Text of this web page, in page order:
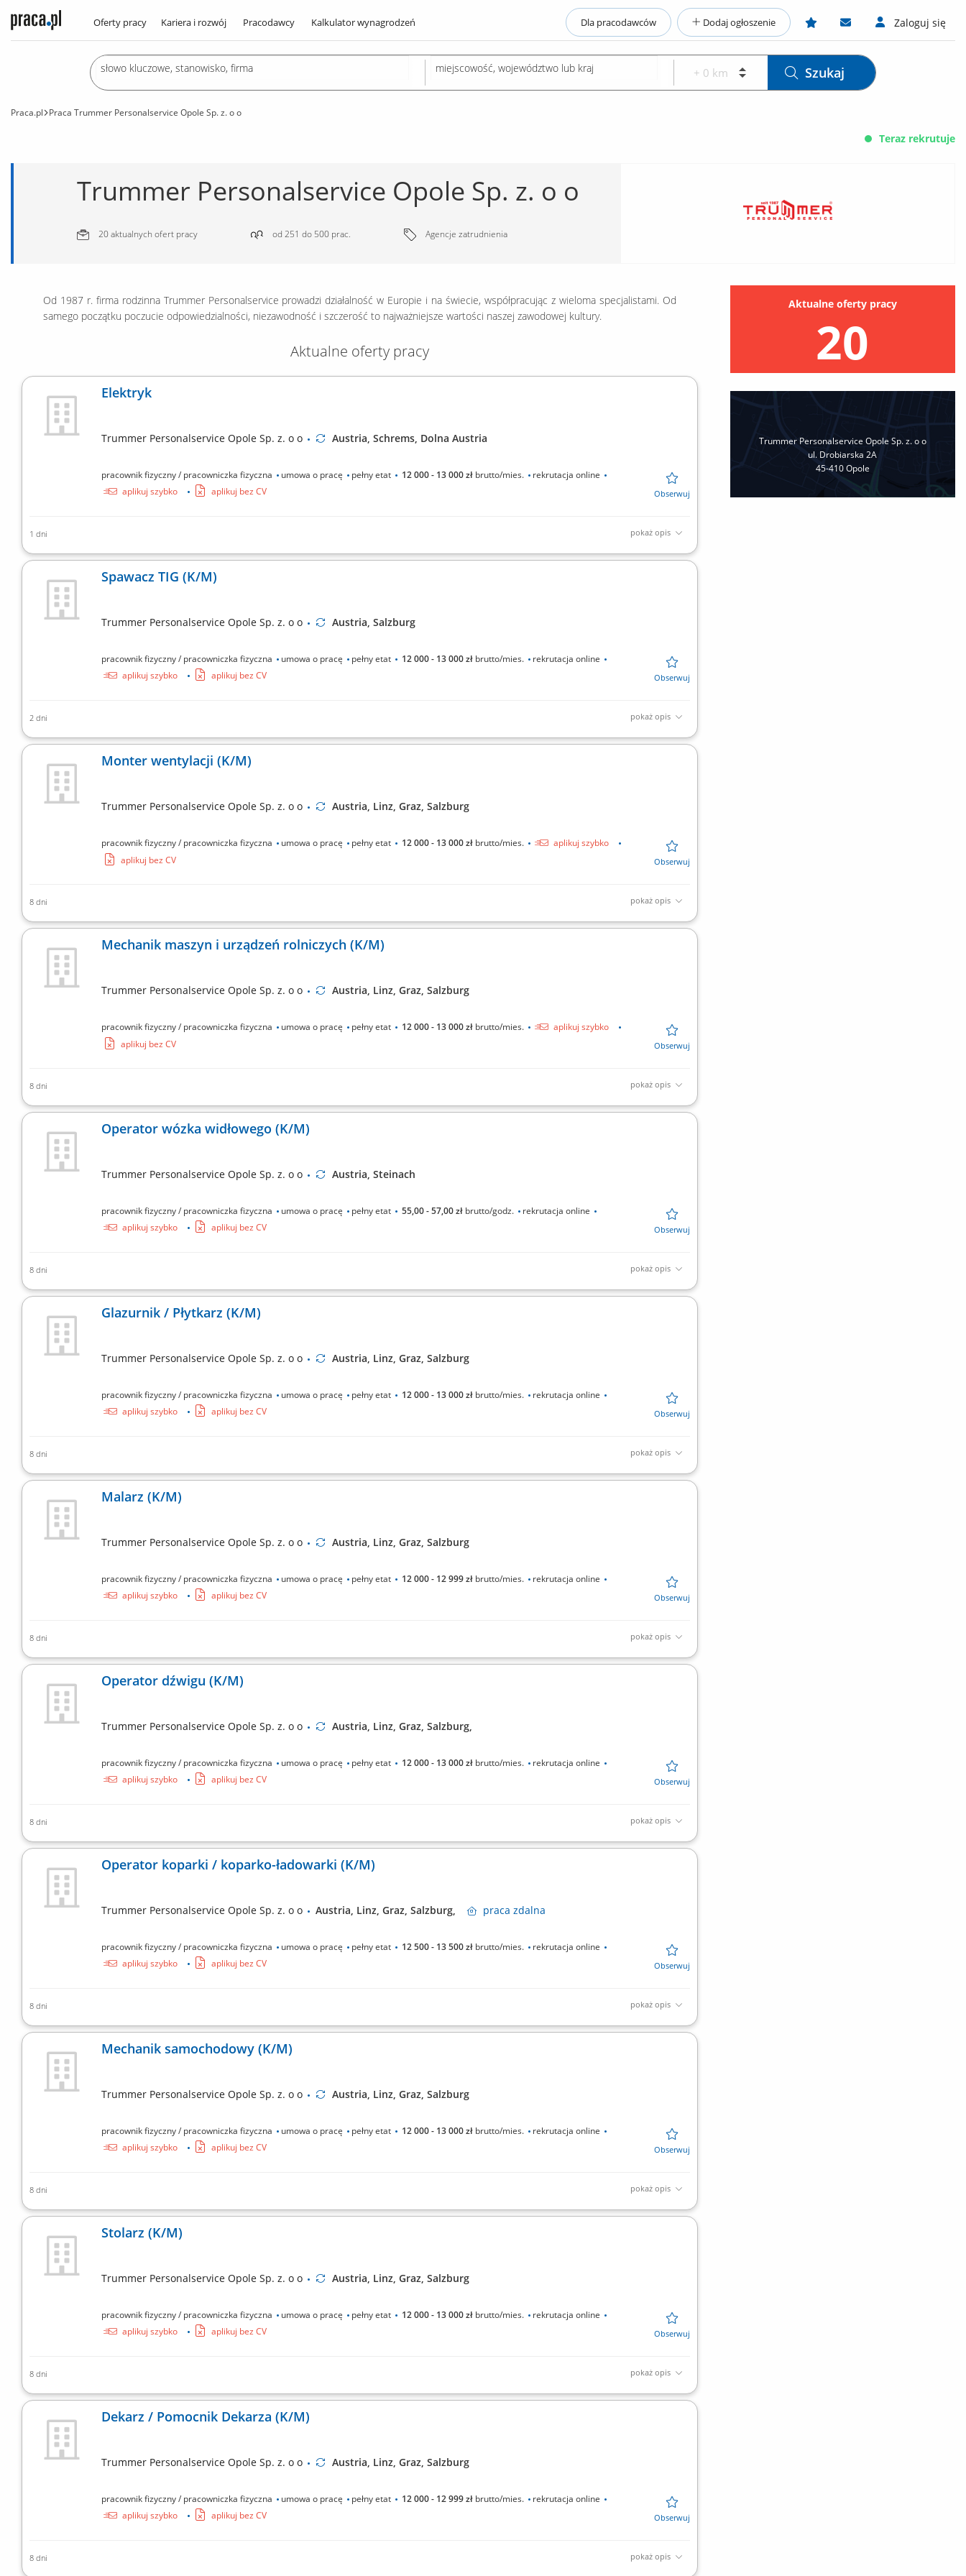
Oferty pracy Kariera i rozwój Pracodawcy Kalkulator wynagrodzeń Dla pracodawców Dodaj ogłoszenie Zaloguj się
Szukaj
Praca.pl Praca Trummer Personalservice Opole Sp. z. o o
Teraz rekrutuje
Trummer Personalservice Opole Sp. z. o o
20 aktualnych ofert pracy od 251 do 500 prac. Agencje zatrudnienia
Od 1987 r. firma rodzinna Trummer Personalservice prowadzi działalność w Europie i na świecie, współpracując z wieloma specjalistami. Od
samego początku poczucie odpowiedzialności, niezawodność i szczerość to najważniejsze wartości naszej zawodowej kultury.
Aktualne oferty pracy
Elektryk
Trummer Personalservice Opole Sp. z. o o Austria, Schrems, Dolna Austria
pracownik fizyczny / pracowniczka fizyczna umowa o pracę pełny etat 12 000 - 13 000 zł brutto/mies.
rekrutacja online
aplikuj szybko
aplikuj bez CV
1 dni pokaż opis
Budowa, okablowywanie oraz uruchomienie szaf sterowniczych i zestawów rozdzielnic; Kontrola podzespołów, Montaż płyt
na przepusty kablowe bądź wyświetlacze;...
Spawacz TIG (K/M)
Trummer Personalservice Opole Sp. z. o o Austria, Salzburg
pracownik fizyczny / pracowniczka fizyczna umowa o pracę pełny etat 12 000 - 13 000 zł brutto/mies.
rekrutacja online
aplikuj szybko
aplikuj bez CV
2 dni pokaż opis
Spawanie rur; Wykonywanie złączy w różnych pozycjach (HL-045, H-L045 itp.) z zachowaniem pełnego przetopu wewnątrz rury;
Monter wentylacji (K/M)
Trummer Personalservice Opole Sp. z. o o Austria, Linz, Graz, Salzburg
pracownik fizyczny / pracowniczka fizyczna umowa o pracę pełny etat 12 000 - 13 000 zł brutto/mies.
aplikuj szybko
aplikuj bez CV
8 dni pokaż opis
Montaż instalacji wentylacyjnych; Demontaż / montaż instalacji według zapotrzebowania; Umiejętność czytania planów; Usuwanie
Mechanik maszyn i urządzeń rolniczych (K/M)
Trummer Personalservice Opole Sp. z. o o Austria, Linz, Graz, Salzburg
pracownik fizyczny / pracowniczka fizyczna umowa o pracę pełny etat 12 000 - 13 000 zł brutto/mies.
aplikuj szybko
aplikuj bez CV
8 dni pokaż opis
Serwisowanie oraz konserwacja maszyn i urządzeń; Wymiana oraz naprawa uszkodzonych części; Wykonywanie przeglądów
Operator wózka widłowego (K/M)
Trummer Personalservice Opole Sp. z. o o Austria, Steinach
pracownik fizyczny / pracowniczka fizyczna umowa o pracę pełny etat 55,00 - 57,00 zł brutto/godz.
rekrutacja online
aplikuj szybko
aplikuj bez CV
8 dni pokaż opis
Kompletowanie towaru;Skanowanie za pomocą skanera ręcznego;Dowożenie towaru do magazynu;Praca na 2 zmiany;
Glazurnik / Płytkarz (K/M)
Trummer Personalservice Opole Sp. z. o o Austria, Linz, Graz, Salzburg
pracownik fizyczny / pracowniczka fizyczna umowa o pracę pełny etat 12 000 - 13 000 zł brutto/mies.
rekrutacja online
aplikuj szybko
aplikuj bez CV
8 dni pokaż opis
układanie kafelek;fugowanie;
Malarz (K/M)
Trummer Personalservice Opole Sp. z. o o Austria, Linz, Graz, Salzburg
pracownik fizyczny / pracowniczka fizyczna umowa o pracę pełny etat 12 000 - 12 999 zł brutto/mies.
rekrutacja online
aplikuj szybko
aplikuj bez CV
8 dni pokaż opis
przygotowywanie powierzchni zewnętrznych i wewnętrznych pod malowanie; malowanie powierzchni wewnętrznych i zewnętrznych
Operator dźwigu (K/M)
Trummer Personalservice Opole Sp. z. o o Austria, Linz, Graz, Salzburg,
pracownik fizyczny / pracowniczka fizyczna umowa o pracę pełny etat 12 000 - 13 000 zł brutto/mies.
rekrutacja online
aplikuj szybko
aplikuj bez CV
8 dni pokaż opis
obsługa żurawia wieżowego;umiejętność obsługi żurawia z kabiny bądź za pomocą sterowania zdalnego;
Operator koparki / koparko-ładowarki (K/M)
Trummer Personalservice Opole Sp. z. o o Austria, Linz, Graz, Salzburg, praca zdalna
pracownik fizyczny / pracowniczka fizyczna umowa o pracę pełny etat 12 500 - 13 500 zł brutto/mies.
rekrutacja online
aplikuj szybko
aplikuj bez CV
8 dni pokaż opis
wykonywanie wykopów; załadunek i transportowanie mas ziemnych; odspajanie i przewożenie urobku; sortowanie oraz
Mechanik samochodowy (K/M)
Trummer Personalservice Opole Sp. z. o o Austria, Linz, Graz, Salzburg
pracownik fizyczny / pracowniczka fizyczna umowa o pracę pełny etat 12 000 - 13 000 zł brutto/mies.
rekrutacja online
aplikuj szybko
aplikuj bez CV
8 dni pokaż opis
Diagnozowanie i naprawa usterek mechanicznych w różnych systemach pojazdów; Wykonywanie rutynowych czynności
problemów elektronicznych; Współpraca z zespołem...
Stolarz (K/M)
Trummer Personalservice Opole Sp. z. o o Austria, Linz, Graz, Salzburg
pracownik fizyczny / pracowniczka fizyczna umowa o pracę pełny etat 12 000 - 13 000 zł brutto/mies.
rekrutacja online
aplikuj szybko
aplikuj bez CV
8 dni pokaż opis
wykonywanie stolarki meblowej bądź budowlanej;praca przy produkcji;praca przy montażu;
Dekarz / Pomocnik Dekarza (K/M)
Trummer Personalservice Opole Sp. z. o o Austria, Linz, Graz, Salzburg
pracownik fizyczny / pracowniczka fizyczna umowa o pracę pełny etat 12 000 - 12 999 zł brutto/mies.
rekrutacja online
aplikuj szybko
aplikuj bez CV
8 dni pokaż opis
Aktualne oferty pracy
20
Trummer Personalservice Opole Sp. z. o o
ul. Drobiarska 2A
45-410 Opole